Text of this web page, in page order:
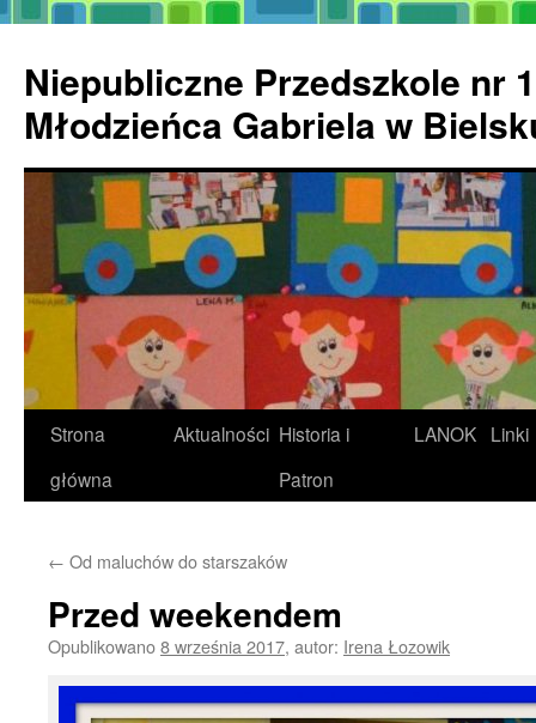
treści
Niepubliczne Przedszkole nr
Młodzieńca Gabriela w
Strona
główna
Aktualności Historia i
Patron
LANOK Linki
← Od maluchów do starszaków
Przed weekendem
Opublikowano8 września 2017, autor: Irena Łozowik